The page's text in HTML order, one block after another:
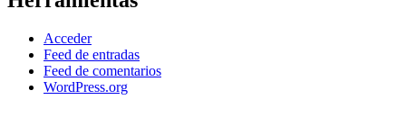
Acceder
Feed de entradas
Feed de comentarios
WordPress.org